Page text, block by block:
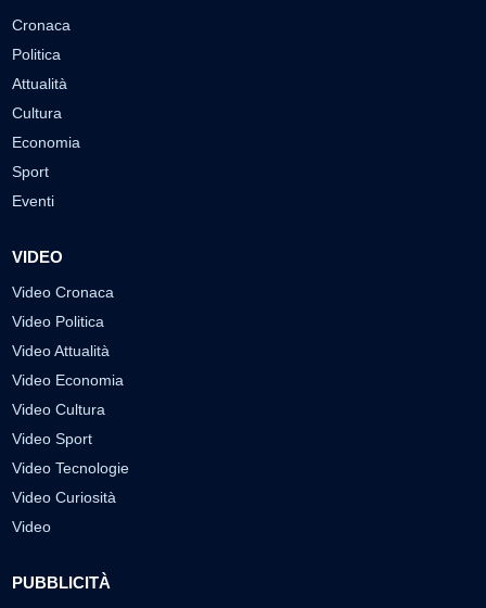
Cronaca
Politica
Attualità
Cultura
Economia
Sport
Eventi
VIDEO
Video Cronaca
Video Politica
Video Attualità
Video Economia
Video Cultura
Video Sport
Video Tecnologie
Video Curiosità
Video
PUBBLICITÀ